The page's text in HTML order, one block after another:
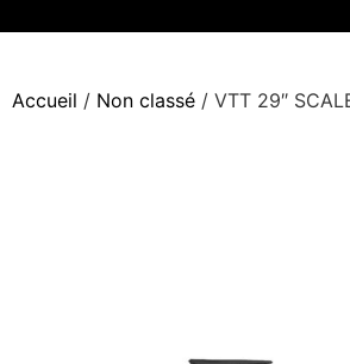
Accueil / Non classé / VTT 29″